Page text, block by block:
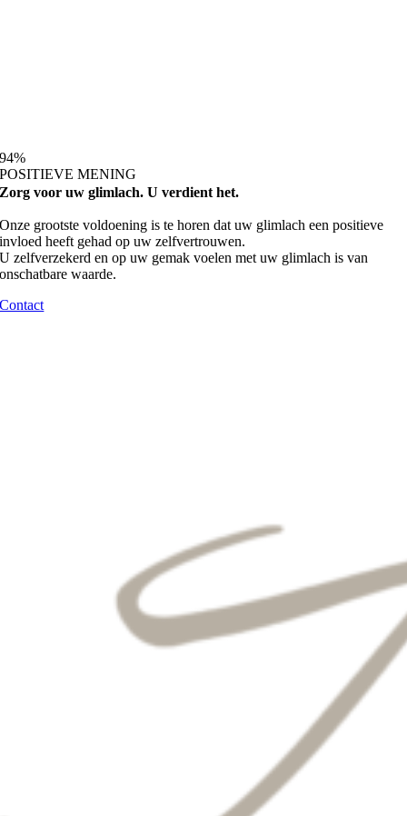
94%
POSITIEVE MENING
Zorg voor uw glimlach. U verdient het.
Onze grootste voldoening is te horen dat uw glimlach een positieve
invloed heeft gehad op uw zelfvertrouwen.
U zelfverzekerd en op uw gemak voelen met uw glimlach is van
onschatbare waarde.
Contact